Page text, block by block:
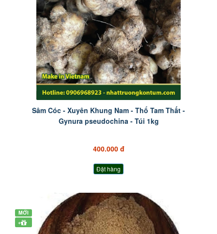
Sâm Cóc - Xuyên Khung Nam - Thổ Tam Thất -
Gynura pseudochina - Túi 1kg
400.000 đ
Đặt hàng
MỚI
+